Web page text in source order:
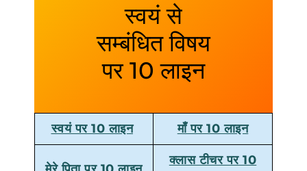
स्वयं से
सम्बंधित विषय
पर 10 लाइन
स्वयं पर 10 लाइन माँ पर 10 लाइन
क्लास टीचर पर 10